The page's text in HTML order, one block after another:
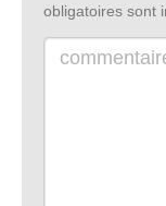
obligatoires sont